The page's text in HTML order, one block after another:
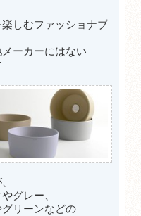
楽しむファッショナブ
ーカーにはない
グレー、
リーンなどの